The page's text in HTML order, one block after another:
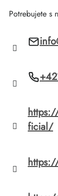
Potrebujete s
info
ficial/